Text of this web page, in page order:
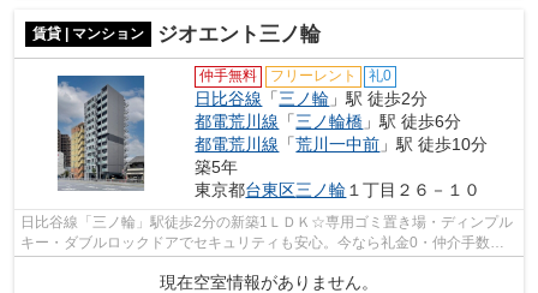
賃貸 | マンション ジオエント三ノ輪
仲手無料 フリーレント 礼0
日比谷線 「三ノ輪 」駅 徒歩2分
都電荒川線 「三ノ輪橋 」駅 徒歩6分
都電荒川線 「荒川一中前 」駅 徒歩10分
築5年
東京都台東区三ノ輪 １丁目２６－１０
日比谷線「三ノ輪」駅徒歩2分の新築1ＬＤＫ☆専用ゴミ置き場・ディンプル
キー・ダブルロックドアでセキュリティも安心。今なら礼金0・仲介手数料
無料さらにフリーレント1ヵ月キャンペー...
現在空室情報がありません。